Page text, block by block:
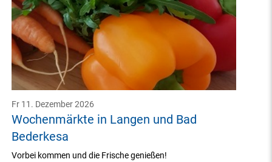
Wochenmärkte in Langen und Bad
Bederkesa
Fr 11. Dezember 2026
Vorbei kommen und die Frische genießen!